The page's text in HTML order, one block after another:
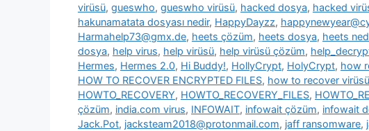
virüsü, gueswho, gueswho virüsü, hacked dosya, hacked
hakunamatata dosyası nedir, HappyDayzz,
Harmahelp73@gmx.de, heets çözüm, heets dosya, heets
dosya, help virus, help virüsü, help virüsü çözüm,
Hermes, Hermes 2.0, Hi Buddy!, HollyCrypt, HolyCrypt, how
HOW TO RECOVER ENCRYPTED FILES, how to recover virüsü
HOWTO_RECOVERY, HOWTO_RECOVERY_FILES,
çözüm, india.com virus, INFOWAIT, infowait çözüm, infowait
Jack.Pot, jacksteam2018@protonmail.com, jaff ransomware,